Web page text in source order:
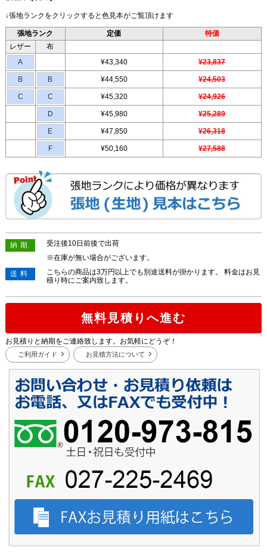
↓張地ランクをクリックすると色見本がご覧頂けます
張地ランク 定価
特価
レザー
布
A
¥43,340 ¥23,837
B B ¥44,550 ¥24,503
C C ¥45,320 ¥24,926
D ¥45,980 ¥25,289
E ¥47,850 ¥26,318
F ¥50,160 ¥27,588
納期
受注後10日前後で出荷
※在庫が無い場合がございます。
送料
こちらの商品は3万円以上でも別途送料が掛かります。 料金はお見
積り時にご案内致します。
無料見積りへ進む
お見積りと納期をご連絡致します。お気軽にどうぞ！
ご利用ガイド お見積方法について